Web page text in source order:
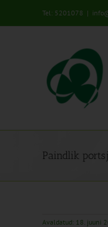
Tel: 5201078 |
Paindlik
Avaldatud: 18. juuni